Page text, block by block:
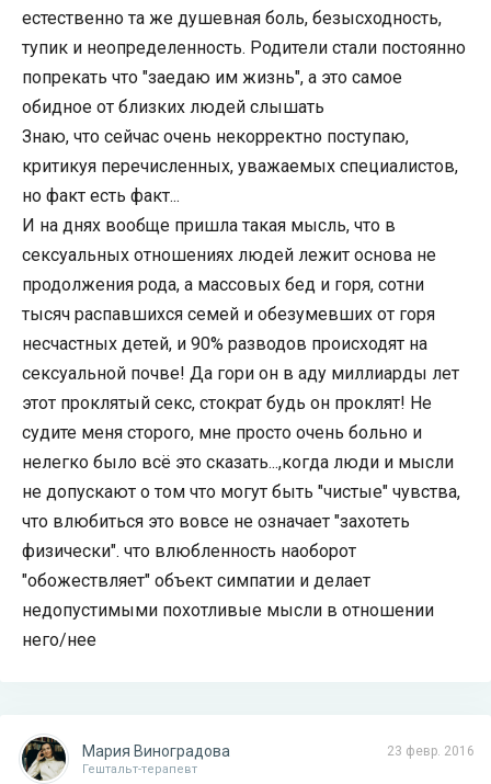
естественно та же душевная боль, безысходность,
тупик и неопределенность. Родители стали постоянно
попрекать что "заедаю им жизнь", а это самое
обидное от близких людей слышать
Знаю, что сейчас очень некорректно поступаю,
критикуя перечисленных, уважаемых специалистов,
но факт есть факт...
И на днях вообще пришла такая мысль, что в
сексуальных отношениях людей лежит основа не
продолжения рода, а массовых бед и горя, сотни
тысяч распавшихся семей и обезумевших от горя
несчастных детей, и 90% разводов происходят на
сексуальной почве! Да гори он в аду миллиарды лет
этот проклятый секс, стократ будь он проклят! Не
судите меня сторого, мне просто очень больно и
нелегко было всё это сказать...,когда люди и мысли
не допускают о том что могут быть "чистые" чувства,
что влюбиться это вовсе не означает "захотеть
физически". что влюбленность наоборот
"обожествляет" объект симпатии и делает
недопустимыми похотливые мысли в отношении
него/нее
23 февр. 2016
Мария Виноградова
Гештальт-терапевт